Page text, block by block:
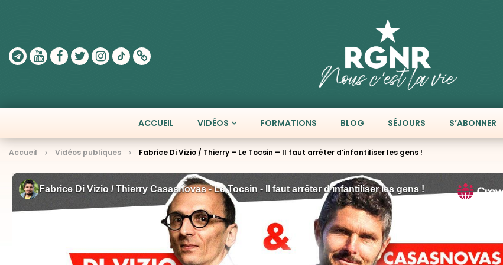
ACCUEIL VIDÉOS FORMATIONS BLOG SÉJOURS S’ABONNER
Accueil Vidéos publiques Fabrice Di Vizio / Thierry – Le Tocsin – Il faut arrêter d’infantiliser les gens !